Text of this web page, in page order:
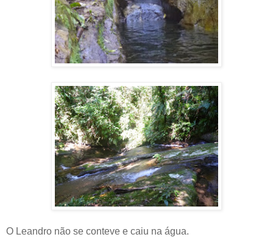
O Leandro não se conteve e caiu na água.